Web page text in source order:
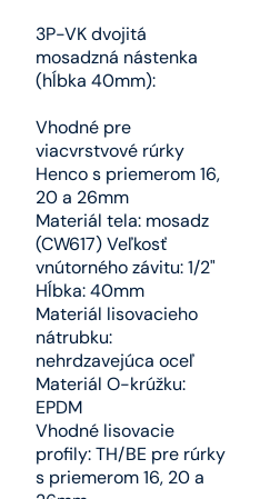
3P-VK dvojitá
mosadzná nástenka
(hĺbka 40mm):
Vhodné pre
viacvrstvové rúrky
Henco s priemerom 16,
20 a 26mm
Materiál tela: mosadz
(CW617) Veľkosť
vnútorného závitu: 1/2"
Hĺbka: 40mm
Materiál lisovacieho
nátrubku:
nehrdzavejúca oceľ
Materiál O-krúžku:
EPDM
Vhodné lisovacie
profily: TH/BE pre rúrky
s priemerom 16, 20 a